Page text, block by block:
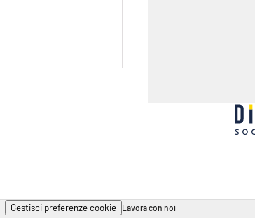
Gestisci preferenze cookie Lavora con noi